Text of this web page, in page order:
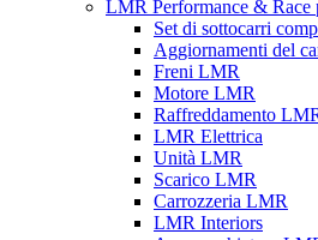
LMR Performance & Race
Set di sottocarri
Aggiornamenti del
Freni LMR
Motore LMR
Raffreddamento
LMR Elettrica
Unità LMR
Scarico LMR
Carrozzeria LMR
LMR Interiors